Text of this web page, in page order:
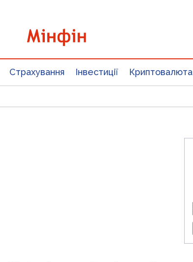
Страхування Інвестиції Криптовалюта